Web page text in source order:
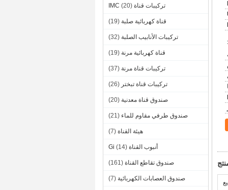
تركيبات قناة IMC (20)
قناة كهربائية صلبة (19)
تركيبات الأنابيب الصلبة (32)
قناة كهربائية مرنة (19)
تركيبات قناة مرنة (37)
تركيبات قناة تبختر (26)
صندوق قناة معدنية (20)
صندوق طرفي مقاوم للماء (21)
هيئة القناة (7)
أنبوب القناة Gi (14)
صندوق تقاطع القناة (161)
صندوق العصابات الكهربائية (7)